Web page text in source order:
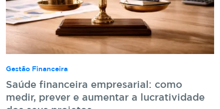
Gestão Financeira
Saúde financeira empresarial: como
medir, prever e aumentar a lucratividade